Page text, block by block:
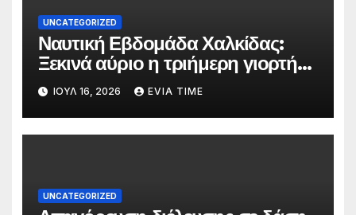
UNCATEGORIZED
Ναυτική Εβδομάδα Χαλκίδας:
Ξεκινά αύριο η τριήμερη γιορτή
στο όνομα της Αγίας Παρασκευής
ΙΟΎΛ 16, 2026 EVIA TIME
UNCATEGORIZED